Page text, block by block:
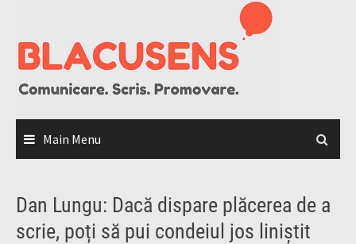
content
Main Menu
Dan Lungu: Dacă dispare plăcerea de a
scrie, poți să pui condeiul jos liniștit